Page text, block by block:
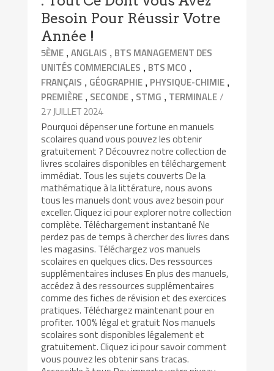
Besoin Pour Réussir Votre
Année !
5ÈME ,ANGLAIS , BTS MANAGEMENT DES
UNITÉS COMMERCIALES , BTS MCO ,
FRANÇAIS , GÉOGRAPHIE , PHYSIQUE-CHIMIE ,
PREMIÈRE , SECONDE , STMG , TERMINALE/
27 JUILLET 2024
Pourquoi dépenser une fortune en manuels
scolaires quand vous pouvez les obtenir
gratuitement ? Découvrez notre collection de
livres scolaires disponibles en téléchargement
immédiat. Tous les sujets couverts De la
mathématique à la littérature, nous avons
tous les manuels dont vous avez besoin pour
exceller. Cliquez ici pour explorer notre collection
complète. Téléchargement instantané Ne
perdez pas de temps à chercher des livres dans
les magasins. Téléchargez vos manuels
scolaires en quelques clics. Des ressources
supplémentaires incluses En plus des manuels,
accédez à des ressources supplémentaires
comme des fiches de révision et des exercices
pratiques. Téléchargez maintenant pour en
profiter. 100% légal et gratuit Nos manuels
scolaires sont disponibles légalement et
gratuitement. Cliquez ici pour savoir comment
vous pouvez les obtenir sans tracas.